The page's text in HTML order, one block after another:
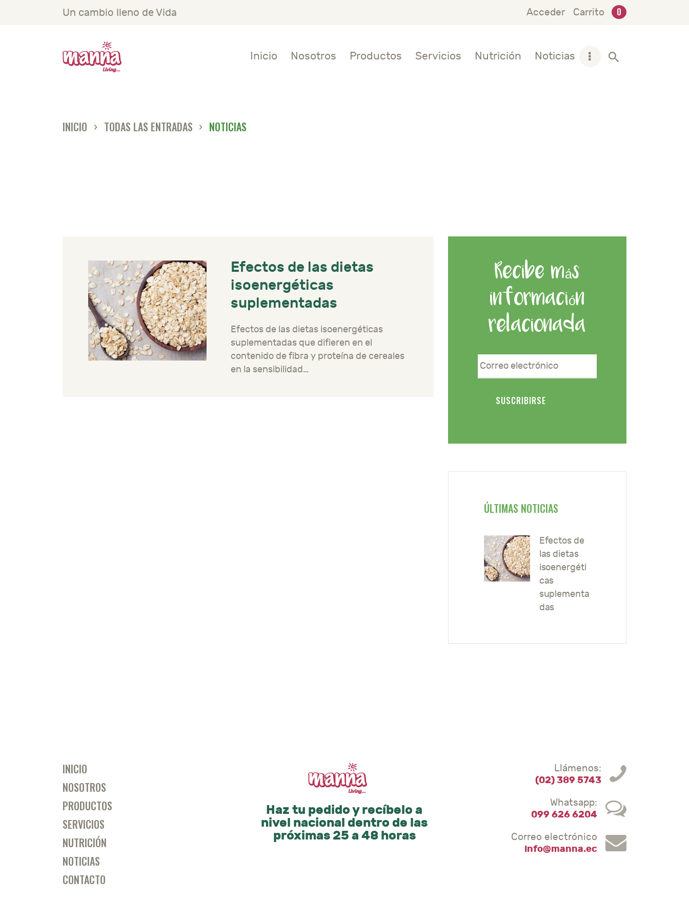
Un cambio lleno de Vida Acceder Carrito 0
Inicio Nosotros Productos Servicios Nutrición Noticias
INICIO TODAS LAS ENTRADAS NOTICIAS
NOSOTROS
NUTRICIÓN
Efectos de las dietas
isoenergéticas
suplementadas
Efectos de las dietas isoenergéticas
suplementadas que difieren en el
contenido de fibra y proteína de cereales
en la sensibilidad…
Recibe más
información
relacionada
ÚLTIMAS NOTICIAS
Efectos de
las dietas
isoenergéti
cas
suplementa
das
INICIO
NOSOTROS
PRODUCTOS
SERVICIOS
NUTRICIÓN
NOTICIAS
CONTACTO
Haz tu pedido y recíbelo a
nivel nacional dentro de las
próximas 25 a 48 horas
Llámenos:
(02) 389 5743
Whatsapp:
099 626 6204
Correo electrónico
info@manna.ec